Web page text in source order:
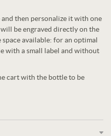
then personalize it with one
be engraved directly on the
available: for an optimal
with a small label and without
cart with the bottle to be